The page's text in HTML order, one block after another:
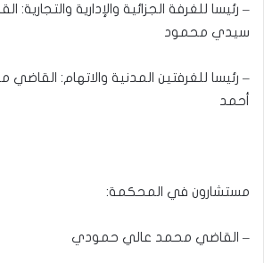
– رئيسا للغرفة الجزائية والإدارية
سيدي محمود
– رئيسا للغرفتين المدنية والاتهام:
أحمد
مستشارون في المحكمة:
– القاضي محمد عالي حمودي